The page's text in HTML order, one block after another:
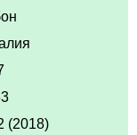
(2018)